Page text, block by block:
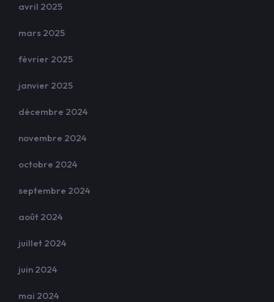
avril 2025
mars 2025
février 2025
janvier 2025
décembre 2024
novembre 2024
octobre 2024
septembre 2024
août 2024
juillet 2024
juin 2024
mai 2024